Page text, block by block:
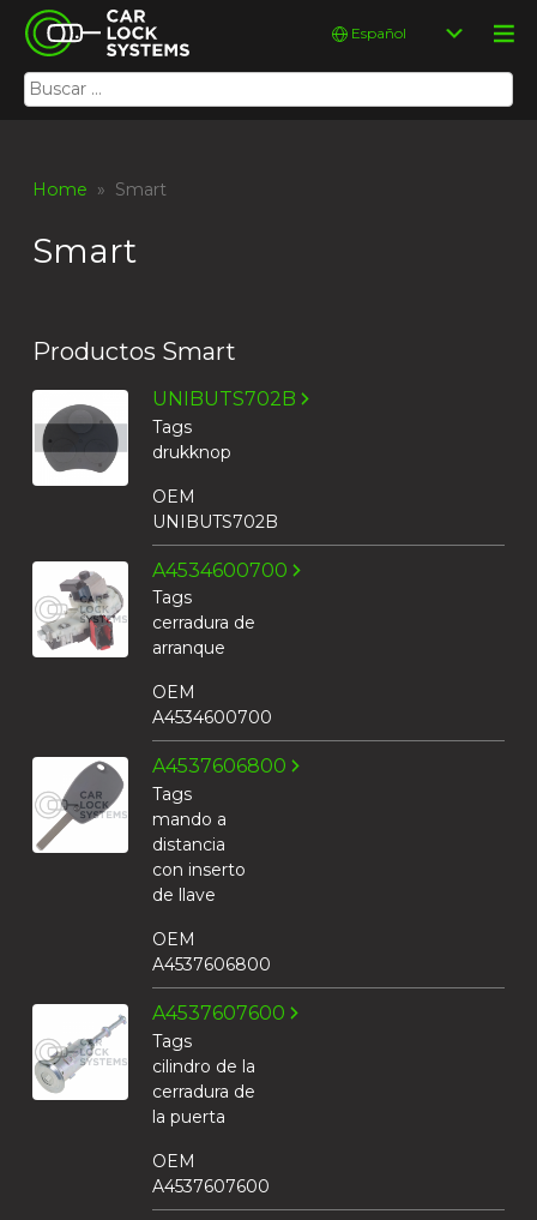
Skip
content
Car Lock Systems
Car Lock Systems
Buscar:
Elegir
idioma
Home » Smart
Smart
Productos Smart
UNIBUTS702B
Tags
drukknop
OEM
UNIBUTS702B
A4534600700
Tags
cerradura de
arranque
OEM
A4534600700
A4537606800
Tags
mando a
distancia
con inserto
de llave
OEM
A4537606800
A4537607600
Tags
cilindro de la
cerradura de
la puerta
OEM
A4537607600